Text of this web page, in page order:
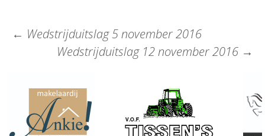
← Wedstrijduitslag 5 november 2016
Wedstrijduitslag 12 november 2016 →